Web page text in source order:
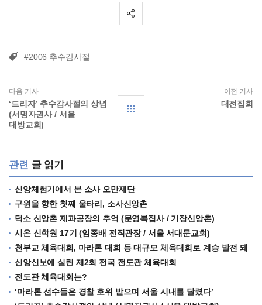
#2006 추수감사절
다음 기사
‘드리자’ 추수감사절의 상념
(서명자권사 / 서울
대방교회)
이전 기사
대전집회
관련 글 읽기
신앙체험기에서 본 소사 오만제단
구원을 향한 첫째 울타리, 소사신앙촌
덕소 신앙촌 제과공장의 추억 (문영복집사 / 기장신앙촌)
시온 신학원 17기 (임종배 전직관장 / 서울 서대문교회)
천부교 체육대회, 마라톤 대회 등 대규모 체육대회로 계승 발전 돼
신앙신보에 실린 제2회 전국 전도관 체육대회
전도관 체육대회는?
‘마라톤 선수들은 경찰 호위 받으며 서울 시내를 달렸다’